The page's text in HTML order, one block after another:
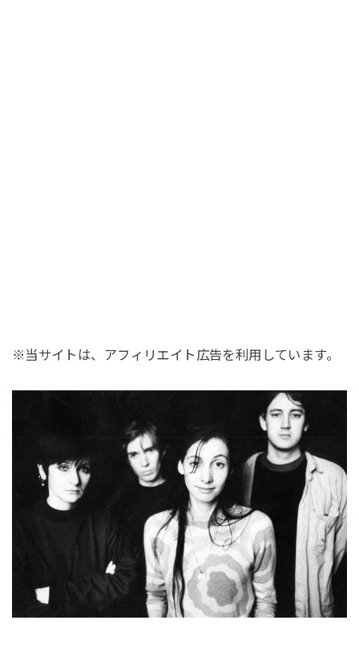
※当サイトは、アフィリエイト広告を利用しています。